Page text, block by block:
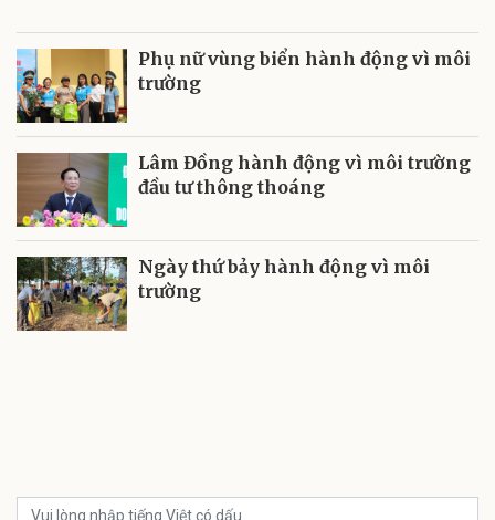
Phụ nữ vùng biển hành động vì môi
trường
Lâm Đồng hành động vì môi trường
đầu tư thông thoáng
Ngày thứ bảy hành động vì môi
trường